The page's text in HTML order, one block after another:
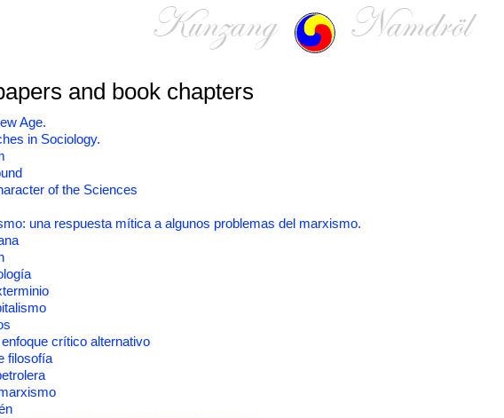
and book chapters
Age.
in Sociology.
of the Sciences
una respuesta mítica a algunos problemas del marxismo.
crítico alternativo
filosofía